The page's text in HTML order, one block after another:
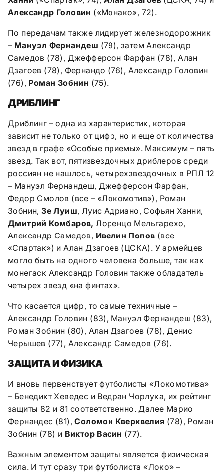
Александр Головин («Монако», 72).
По передачам также лидирует железнодорожник
– Мануэл Фернандеш (79), затем Александр
Самедов (78), Джефферсон Фарфан (78), Алан
Дзагоев (78), Фернандо (76), Александр Головин
(76), Роман Зобнин (75).
ДРИБЛИНГ
Дриблинг – одна из характеристик, которая
зависит не только от цифр, но и еще от количества
звезд в графе «Особые приемы». Максимум – пять
звезд. Так вот, пятизвездочных дриблеров среди
россиян не нашлось, четырехзвездочных в РПЛ 12
– Мануэл Фернандеш, Джефферсон Фарфан,
Федор Смолов (все – «Локомотив»), Роман
Зобнин,Зе Луиш, Луис Адриано, Софьян Ханни,
Дмитрий Комбаров, Лоренцо Мельгарехо,
Александр Самедов, Ивелин Попов (все –
«Спартак») и Алан Дзагоев (ЦСКА). У армейцев
могло быть на одного человека больше, так как
монегаск Александр Головин также обладатель
четырех звезд «на финтах».
Что касается цифр, то самые техничные –
Александр Головин (83), Мануэл Фернандеш (83),
Роман Зобнин (80), Алан Дзагоев (78), Денис
Черышев (77), Александр Самедов (76).
ЗАЩИТА И ФИЗИКА
И вновь первенствует футболисты «Локомотива»
– Бенедикт Хеведес и Ведран Чорлука, их рейтинг
защиты 82 и 81 соответственно. Далее Марио
Фернандес (81),Соломон Кверквелия (78), Роман
Зобнин (78) и Виктор Васин (77).
Важным элементом защиты является физическая
сила. И тут сразу три футболиста «Локо» –